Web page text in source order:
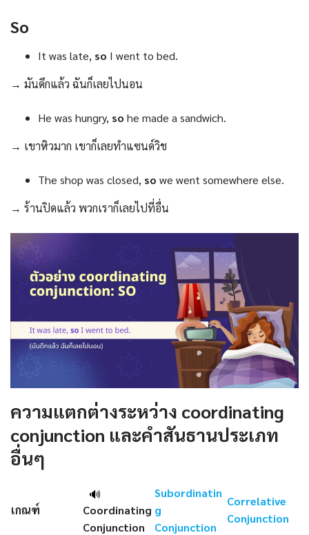
So
It was late, so I went to bed.
→ มันดึกแล้ว ฉันก็เลยไปนอน
He was hungry, so he made a sandwich.
→ เขาหิวมาก เขาก็เลยทำแซนด์วิช
The shop was closed, so we went somewhere else.
→ ร้านปิดแล้ว พวกเราก็เลยไปที่อื่น
ความแตกต่างระหว่าง coordinating
conjunction และคำสันธานประเภท
อื่นๆ
เกณฑ์
🔊
Coordinating
Conjunction
Subordinatin
g
Conjunction
Correlative
Conjunction